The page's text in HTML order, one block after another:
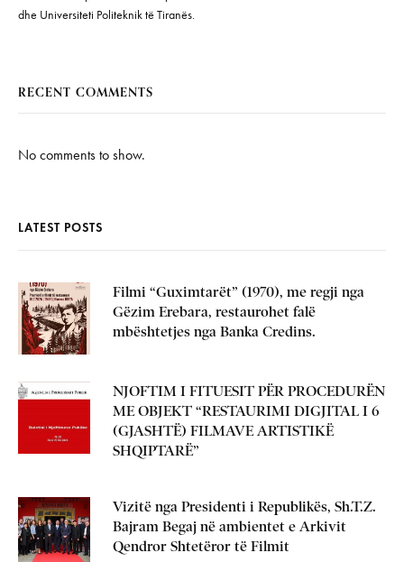
dhe Universiteti Politeknik të Tiranës.
RECENT COMMENTS
No comments to show.
LATEST POSTS
Filmi “Guximtarët” (1970), me regji nga
Gëzim Erebara, restaurohet falë
mbështetjes nga Banka Credins.
NJOFTIM I FITUESIT PËR PROCEDURËN
ME OBJEKT “RESTAURIMI DIGJITAL I 6
(GJASHTË) FILMAVE ARTISTIKË
SHQIPTARË”
Vizitë nga Presidenti i Republikës, Sh.T.Z.
Bajram Begaj në ambientet e Arkivit
Qendror Shtetëror të Filmit